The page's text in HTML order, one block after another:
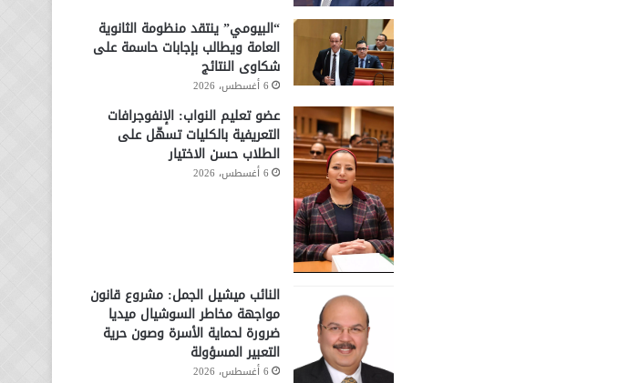
“البيومي” ينتقد منظومة الثانوية
العامة ويطالب بإجابات حاسمة على
شكاوى النتائج
6 أغسطس، 2026
عضو تعليم النواب: الإنفوجرافات
التعريفية بالكليات تسهّل على
الطلاب حسن الاختيار
6 أغسطس، 2026
النائب ميشيل الجمل: مشروع قانون
مواجهة مخاطر السوشيال ميديا
ضرورة لحماية الأسرة وصون حرية
التعبير المسؤولة
6 أغسطس، 2026